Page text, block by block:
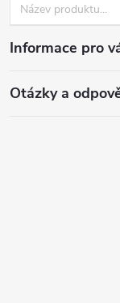
Informace pro
Otázky a